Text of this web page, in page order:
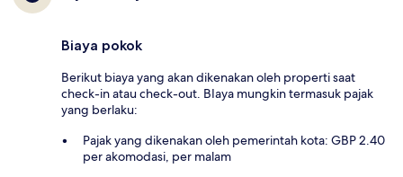
Biaya pokok
Berikut biaya yang akan dikenakan oleh properti saat
check-in atau check-out. BIaya mungkin termasuk pajak
yang berlaku:
Pajak yang dikenakan oleh pemerintah kota: GBP 2.40
per akomodasi, per malam